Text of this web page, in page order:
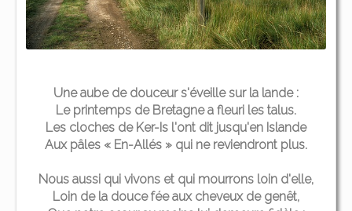
Une aube de douceur s'éveille sur la lande :
Le printemps de Bretagne a fleuri les talus.
Les cloches de Ker-Is l'ont dit jusqu'en Islande
Aux pâles « En-Allés » qui ne reviendront plus.
Nous aussi qui vivons et qui mourrons loin d'elle,
Loin de la douce fée aux cheveux de genêt,